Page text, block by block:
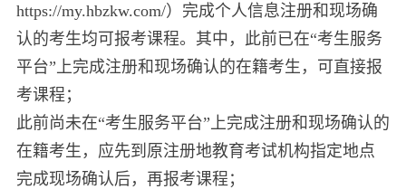
https://my.hbzkw.com/）完成个人信息注册和现场确
认的考生均可报考课程。其中，此前已在“考生服务
平台”上完成注册和现场确认的在籍考生，可直接报
考课程；
此前尚未在“考生服务平台”上完成注册和现场确认的
在籍考生，应先到原注册地教育考试机构指定地点
完成现场确认后，再报考课程；